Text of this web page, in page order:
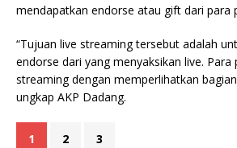
mendapatkan endorse atau gift dari para
“Tujuan live streaming tersebut adalah
endorse dari yang menyaksikan live. Para
streaming dengan memperlihatkan
ungkap AKP Dadang.
1 2 3